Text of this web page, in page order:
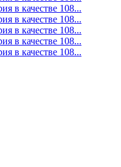
в качестве 108...
в качестве 108...
в качестве 108...
в качестве 108...
в качестве 108...